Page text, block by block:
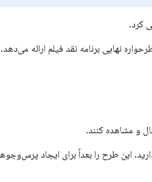
نهایی برنامه نقد فیلم ارائه می‌دهد.
و مشاهده کنند.
این طرح را بعداً برای ایجاد